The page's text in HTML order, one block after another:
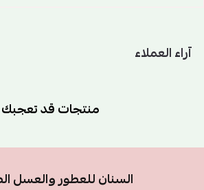
آراء العملاء
منتجات قد تعجبك
السنان للعطور والعسل